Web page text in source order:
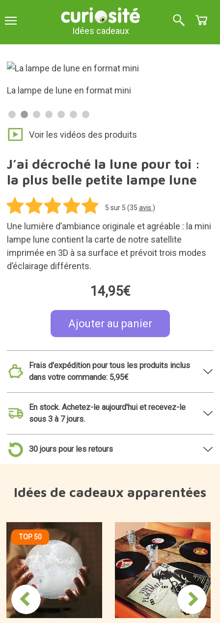
Idées cadeaux
La lampe de lune en format mini
Voir les vidéos des produits
J’ai décroché la lune pour toi :
la plus belle petite lampe lune
5 sur 5 (35 avis )
Une lumière d’ambiance originale et agréable : la mini
lampe lune contient la carte de notre satellite
imprimée en 3D à sa surface et prévoit trois modes
d’éclairage différents.
14,95€
Ajouter au panier
Frais d'expédition pour tous les produits inclus
dans votre commande: 5,95€
En stock. Achetez-le aujourd'hui et recevez-le
sous 3 à 7 jours.
30 jours pour les retours
Idées de cadeaux apparentées
TOP 50